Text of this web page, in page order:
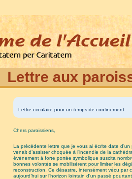
Lettre aux
Lettre circulaire pour un temps de confinement.
Chers paroissiens,
La précédente lettre que je vous ai écrite date d’un
venait d’assister choquée à l’incendie de la
événement à forte portée symbolique suscita
bonnes volontés se mobilisèrent pour limiter les
reconstruction. Ce désastre, intensément vécu par
aujourd’hui sur l’horizon lointain d’un passé